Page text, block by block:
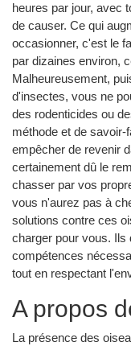
heures par jour, avec
de causer. Ce qui
occasionner, c'est le
par dizaines environ,
Malheureusement,
d'insectes, vous ne
des rodenticides ou
méthode et de savoir-
empêcher de revenir
certainement dû le
chasser par vos
vous n'aurez pas à
solutions contre ces
charger pour vous. Ils
compétences
tout en respectant
A propos
La présence des